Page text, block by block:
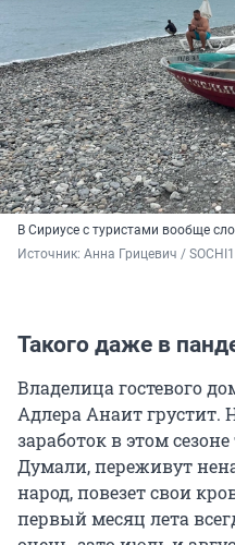
В Сириусе с туристами вообще
Источник: Анна Грицевич /
Такого даже в
Владелица гостевого
Адлера Анаит
заработок в этом
Думали, переживут
народ, повезет свои
первый месяц лета